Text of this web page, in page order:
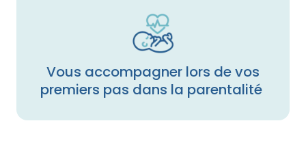
Vous accompagner lors de vos
premiers pas dans la parentalité